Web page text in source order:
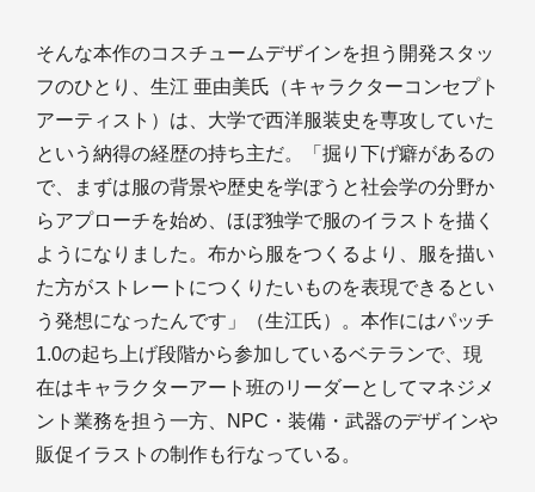
そんな本作のコスチュームデザインを担う開発スタッ
フのひとり、生江 亜由美氏（キャラクターコンセプト
アーティスト）は、大学で西洋服装史を専攻していた
という納得の経歴の持ち主だ。「掘り下げ癖があるの
で、まずは服の背景や歴史を学ぼうと社会学の分野か
らアプローチを始め、ほぼ独学で服のイラストを描く
ようになりました。布から服をつくるより、服を描い
た方がストレートにつくりたいものを表現できるとい
う発想になったんです」（生江氏）。本作にはパッチ
1.0の起ち上げ段階から参加しているベテランで、現
在はキャラクターアート班のリーダーとしてマネジメ
ント業務を担う一方、NPC・装備・武器のデザインや
販促イラストの制作も行なっている。